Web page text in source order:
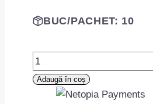
BUC/PACHET: 10
Cantitate
Diblu
fixare
Adaugă în coș